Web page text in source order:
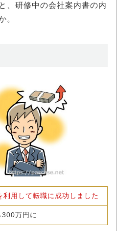
、研修中の会社案内書の内
。
利用して転職に成功しました
万円に